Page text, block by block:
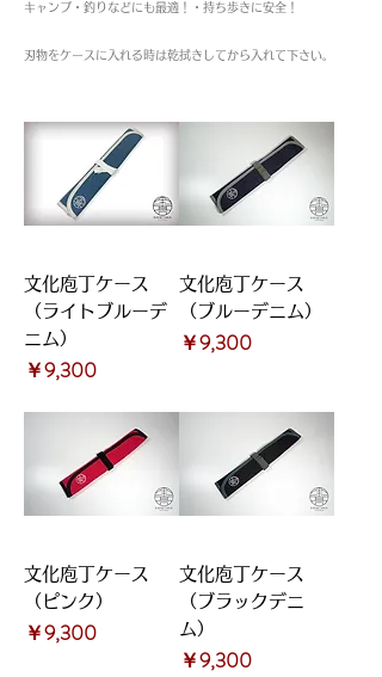
キャンプ・釣りなどにも最適！・持ち歩きに安全！
刃物をケースに入れる時は乾拭きしてから入れて下さい。
文化庖丁ケース
（ライトブルーデ
ニム）
価格
￥9,300
文化庖丁ケース
（ブルーデニム）
価格
￥9,300
文化庖丁ケース
（ピンク）
価格
￥9,300
文化庖丁ケース
（ブラックデニ
ム）
価格
￥9,300